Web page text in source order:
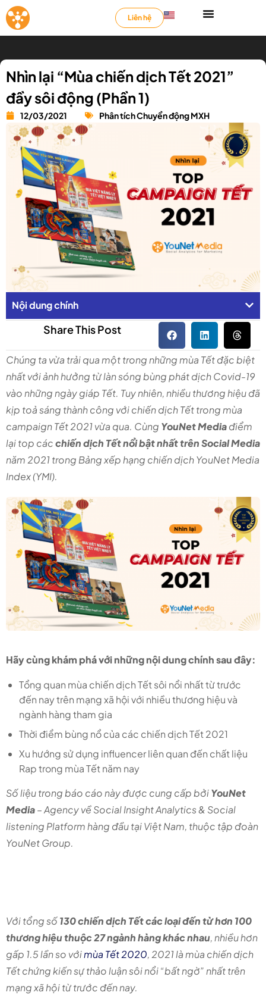
Liên hệ
Nhìn lại “Mùa chiến dịch Tết 2021”
đầy sôi động (Phần 1)
12/03/2021 Phân tích Chuyển động MXH
Nội dung chính
Share This Post
Chúng ta vừa trải qua một trong những mùa Tết đặc biệt
nhất với ảnh hưởng từ làn sóng bùng phát dịch Covid-19
vào những ngày giáp Tết. Tuy nhiên, nhiều thương hiệu đã
kịp toả sáng thành công với chiến dịch Tết trong mùa
campaign Tết 2021 vừa qua. Cùng YouNet Mediađiểm
lại top cácchiến dịch Tết nổi bật nhất trên Social Media
năm 2021 trong Bảng xếp hạng chiến dịch YouNet Media
Index (YMI).
Hãy cùng khám phá với những nội dung chính sau đây:
Tổng quan mùa chiến dịch Tết sôi nổi nhất từ trước
đến nay trên mạng xã hội với nhiều thương hiệu và
ngành hàng tham gia
Thời điểm bùng nổ của các chiến dịch Tết 2021
Xu hướng sử dụng influencer liên quan đến chất liệu
Rap trong mùa Tết năm nay
Số liệu trong báo cáo này được cung cấp bởiYouNet
Media– Agency về Social Insight Analytics & Social
listening Platform hàng đầu tại Việt Nam, thuộc tập đoàn
YouNet Group.
Với tổng số130 chiến dịch Tết các loại đến từ hơn 100
thương hiệu thuộc 27 ngành hàng khác nhau, nhiều hơn
gấp 1.5 lần so vớimùa Tết 2020, 2021 là mùa chiến dịch
Tết chứng kiến sự thảo luận sôi nổi “bất ngờ” nhất trên
mạng xã hội từ trước đến nay.